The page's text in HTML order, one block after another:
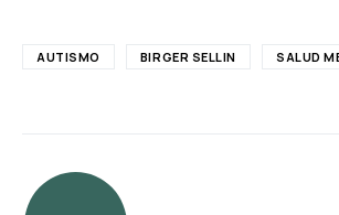
AUTISMO BIRGER SELLIN SALUD